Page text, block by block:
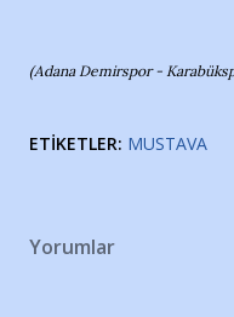
(Adana Demirspor -
ETIKETLER: MUSTAVA
Yorumlar